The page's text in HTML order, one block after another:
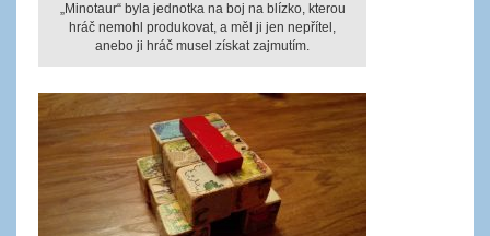
„Minotaur“ byla jednotka na boj na blízko, kterou
hráč nemohl produkovat, a měl ji jen nepřítel,
anebo ji hráč musel získat zajmutím.